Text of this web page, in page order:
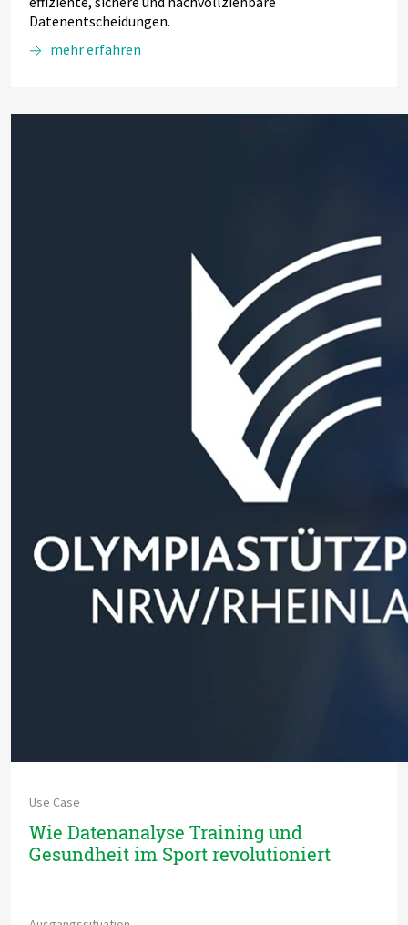
Datenentscheidungen.
mehr erfahren
Use Case
Wie Datenanalyse Training und
Gesundheit im Sport revolutioniert